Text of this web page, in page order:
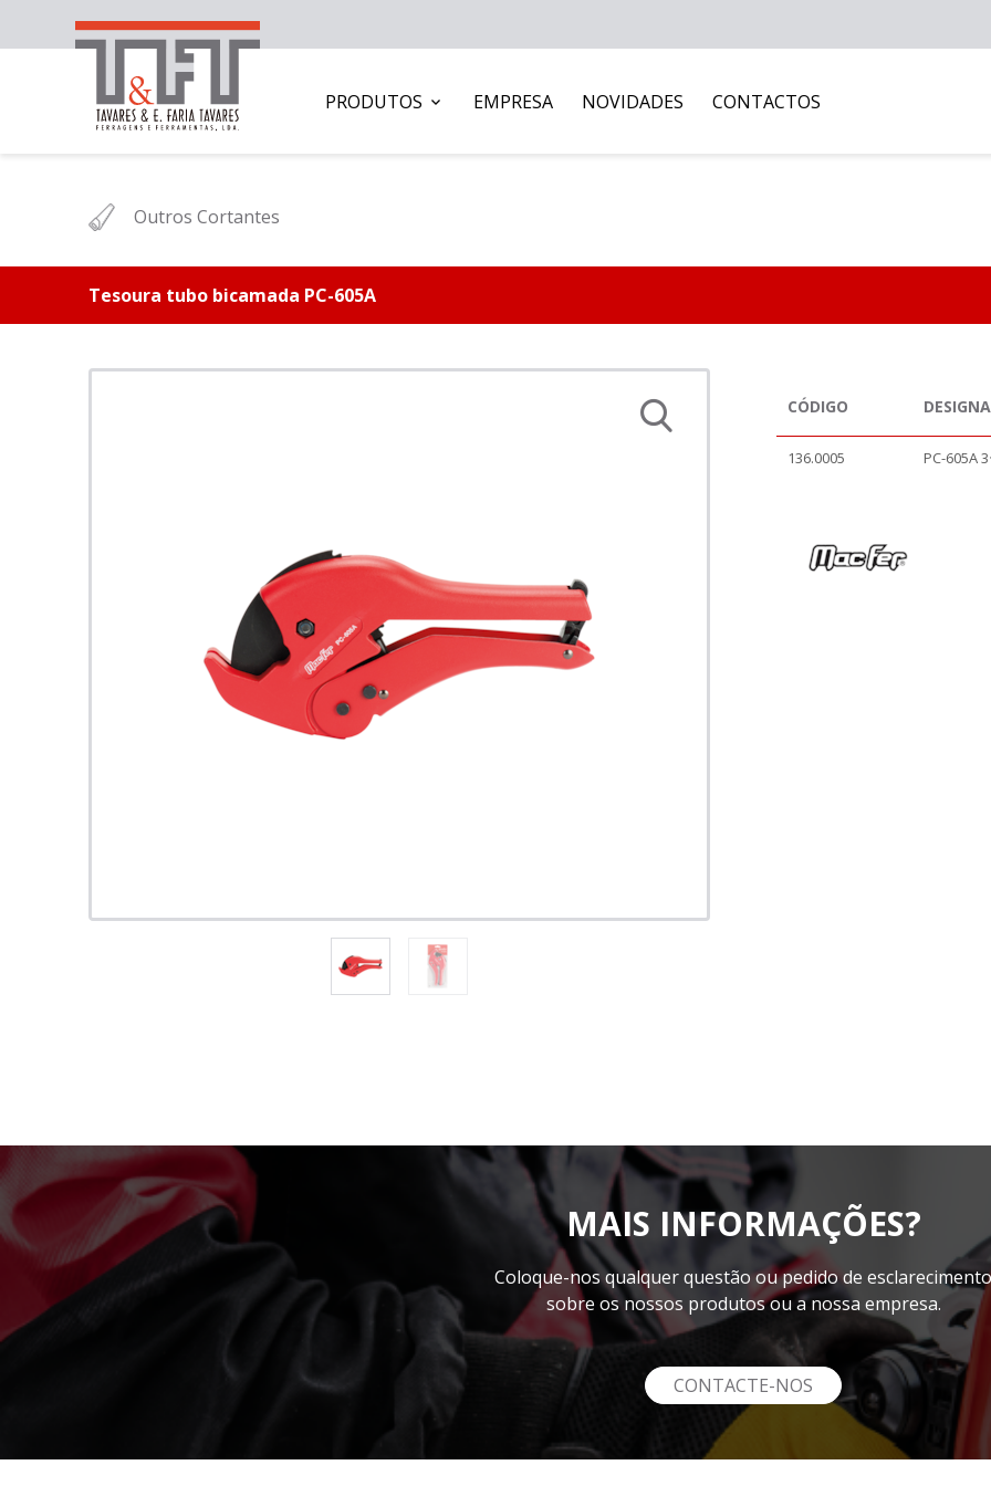
PRODUTOS EMPRESA NOVIDADES CONTACTOS
Outros Cortantes
Tesoura tubo bicamada PC-605A
CÓDIGO
136.0005 PC-605A
MAIS INFORMAÇÕES?
Coloque-nos qualquer questão ou pedido de esclarecimento
sobre os nossos produtos ou a nossa empresa.
CONTACTE-NOS